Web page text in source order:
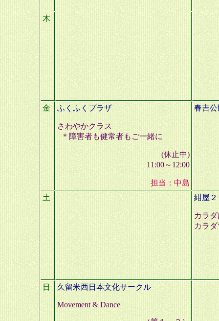
木
金 ふくふくプラザ
さわやかクラス
＊障害者も健常者もご一緒に
(休止中)
11:00～12:00
担当：中島
春吉公
土 紺屋
カラ
カラ
日 久留米西日本文化サークル
Movement & Dance